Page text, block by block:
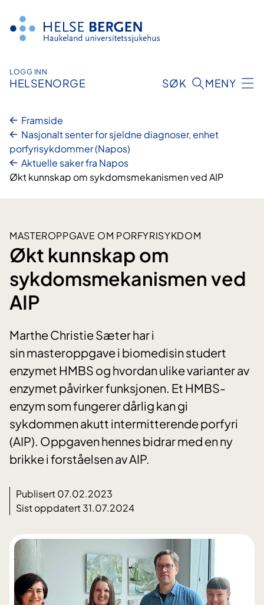
innhald
LOGG INN
HELSENORGE SØK MENY
Framside
Nasjonalt senter for sjeldne diagnoser, enhet
porfyrisykdommer (Napos)
Aktuelle saker fra Napos
Økt kunnskap om sykdomsmekanismen ved AIP
MASTEROPPGAVE OM PORFYRISYKDOM
Økt kunnskap om
sykdomsmekanismen ved
AIP
Marthe Christie Sæter har i
sin masteroppgave i biomedisin studert
enzymet HMBS og hvordan ulike varianter av
enzymet påvirker funksjonen. Et HMBS-
enzym som fungerer dårlig kan gi
sykdommen akutt intermitterende porfyri
(AIP). Oppgaven hennes bidrar med en ny
brikke i forståelsen av AIP.
Publisert 07.02.2023
Sist oppdatert 31.07.2024